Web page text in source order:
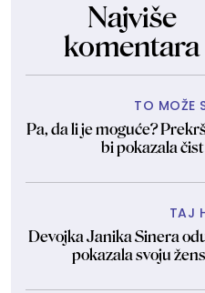
Najviše
komentara
TO MOŽE
Pa, da li je moguće?
bi pokazala
TAJ
Devojka Janika Sinera
pokazala svoju